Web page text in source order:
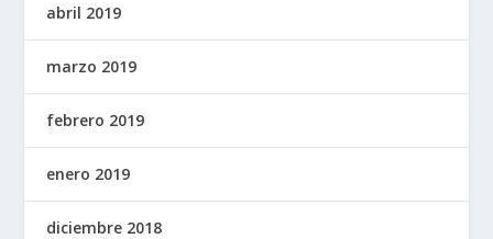
abril 2019
marzo 2019
febrero 2019
enero 2019
diciembre 2018